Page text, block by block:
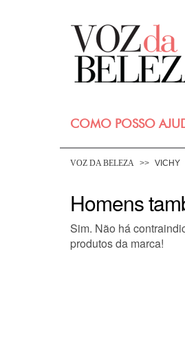
COMO POSSO
VOZ DA BELEZA VICHY
Homens
Sim. Não há
produtos da marca!